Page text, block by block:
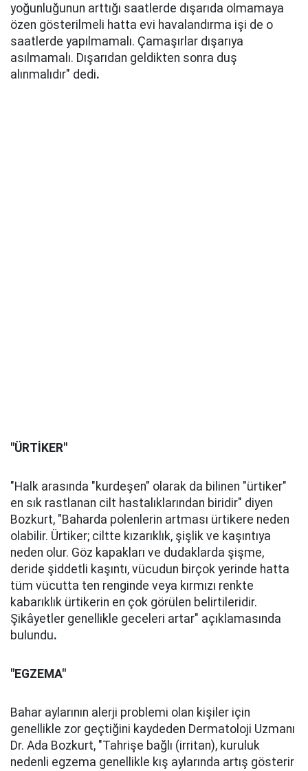
yoğunluğunun arttığı saatlerde dışarıda olmamaya
özen gösterilmeli hatta evi havalandırma işi de o
saatlerde yapılmamalı. Çamaşırlar dışarıya
asılmamalı. Dışarıdan geldikten sonra duş
alınmalıdır" dedi.
"ÜRTİKER"
"Halk arasında "kurdeşen" olarak da bilinen "ürtiker"
en sık rastlanan cilt hastalıklarından biridir" diyen
Bozkurt, "Baharda polenlerin artması ürtikere neden
olabilir. Ürtiker; ciltte kızarıklık, şişlik ve kaşıntıya
neden olur. Göz kapakları ve dudaklarda şişme,
deride şiddetli kaşıntı, vücudun birçok yerinde hatta
tüm vücutta ten renginde veya kırmızı renkte
kabarıklık ürtikerin en çok görülen belirtileridir.
Şikâyetler genellikle geceleri artar" açıklamasında
bulundu.
"EGZEMA"
Bahar aylarının alerji problemi olan kişiler için
genellikle zor geçtiğini kaydeden Dermatoloji Uzmanı
Dr. Ada Bozkurt, "Tahrişe bağlı (irritan), kuruluk
nedenli egzema genellikle kış aylarında artış gösterir